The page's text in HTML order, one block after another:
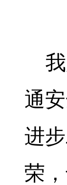
通
进
荣